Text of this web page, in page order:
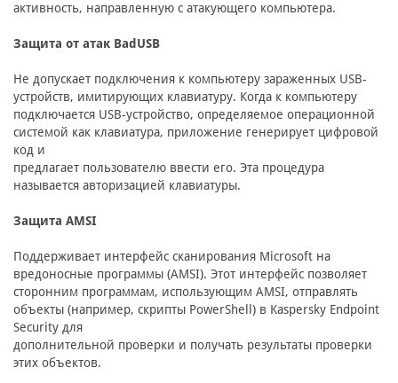
активность, направленную с атакующего компьютера.
Защита от атак BadUSB
Не допускает подключения к компьютеру зараженных USB-
устройств, имитирующих клавиатуру. Когда к компьютеру
подключается USB-устройство, определяемое операционной
системой как клавиатура, приложение генерирует цифровой
код и
предлагает пользователю ввести его. Эта процедура
называется авторизацией клавиатуры.
Защита AMSI
Поддерживает интерфейс сканирования Microsoft на
вредоносные программы (AMSI). Этот интерфейс позволяет
сторонним программам, использующим AMSI, отправлять
объекты (например, скрипты PowerShell) в Kaspersky Endpoint
Security для
дополнительной проверки и получать результаты проверки
этих объектов.